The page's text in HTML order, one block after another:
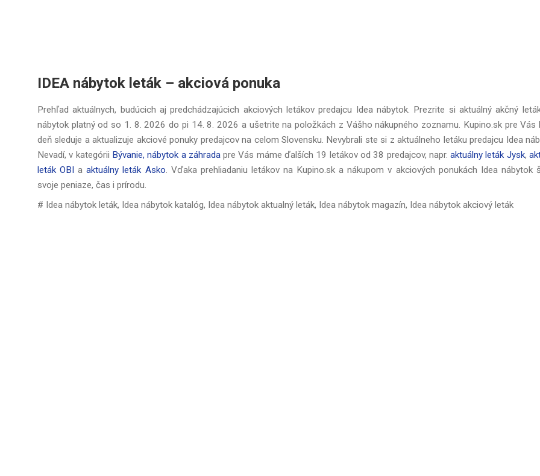
IDEA nábytok leták – akciová ponuka
Prehľad aktuálnych, budúcich aj predchádzajúcich akciových letákov predajcu Idea nábytok. Prezrite si aktuálný akčný
nábytok platný od so 1. 8. 2026 do pi 14. 8. 2026 a ušetrite na položkách z Vášho nákupného zoznamu. Kupino.sk pre Vás
deň sleduje a aktualizuje akciové ponuky predajcov na celom Slovensku. Nevybrali ste si z aktuálneho letáku predajcu Idea
Nevadí, v kategórii Bývanie, nábytok a záhradapre Vás máme ďalších 19 letákov od 38 predajcov, napr.aktuálny leták Jysk,
leták OBI aaktuálny leták Asko. Vďaka prehliadaniu letákov na Kupino.sk a nákupom v akciových ponukách Idea nábytok
svoje peniaze, čas i prírodu.
# Idea nábytok leták, Idea nábytok katalóg, Idea nábytok aktualný leták, Idea nábytok magazín, Idea nábytok akciový leták